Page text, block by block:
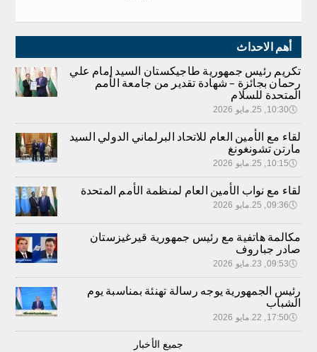
أهم الاحداث
تكريم رئيس جمهورية طاجيكستان السيد إمام علي
رحمان بجائزة – شهادة تقدير من جامعة الأمم
المتحدة للسلام
🕔10:30, 25.مايو 2026
لقاء مع الأمين العام للاتحاد البرلماني الدولي السيد
مارتن تشونغونغ
🕔10:15, 25.مايو 2026
لقاء مع نواب الأمين العام لمنظمة الأمم المتحدة
🕔09:36, 25.مايو 2026
مكالمة هاتفية مع رئيس جمهورية قيرغيزستان
صادر جباروف
🕔09:53, 23.مايو 2026
رئيس الجمهورية يوجه رسالة تهنئة بمناسبة يوم
الشباب
🕔17:50, 22.مايو 2026
جميع الأخبار